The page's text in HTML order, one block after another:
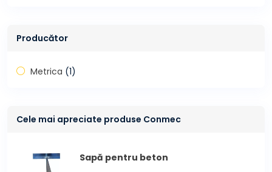
Producător
Metrica (1)
Cele mai apreciate produse Conmec
Sapă pentru beton